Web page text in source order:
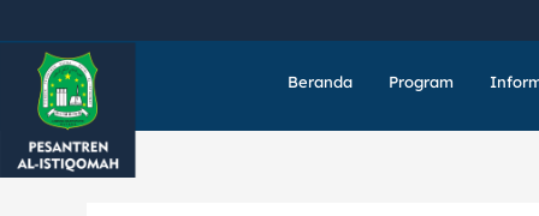
ke
konten
Beranda Program